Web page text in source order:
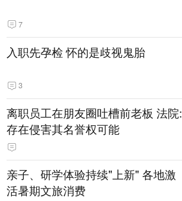
7
入职先孕检 怀的是歧视鬼胎
3
离职员工在朋友圈吐槽前老板 法院:
存在侵害其名誉权可能
亲子、研学体验持续"上新" 各地激
活暑期文旅消费